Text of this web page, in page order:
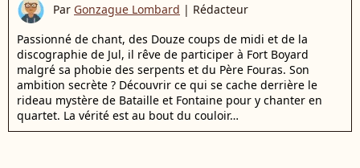
Par Gonzague Lombard | Rédacteur
Passionné de chant, des Douze coups de midi et de la
discographie de Jul, il rêve de participer à Fort Boyard
malgré sa phobie des serpents et du Père Fouras. Son
ambition secrète ? Découvrir ce qui se cache derrière le
rideau mystère de Bataille et Fontaine pour y chanter en
quartet. La vérité est au bout du couloir…